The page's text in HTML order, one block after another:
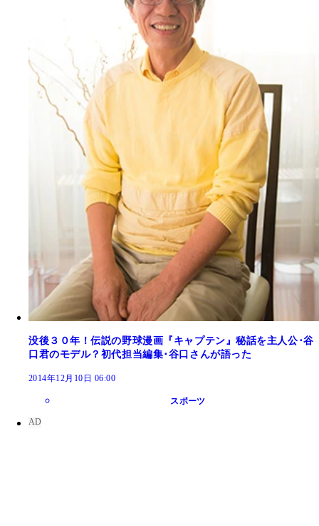
没後３０年！伝説の野球漫画『キャプテン』秘話を主人公･谷
口君のモデル？初代担当編集･谷口さんが語った
2014年12月10日 06:00
スポーツ